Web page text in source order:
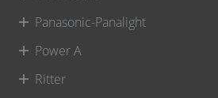
Panasonic-Panalight
Power A
Ritter